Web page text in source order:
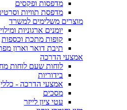
מדפסות ופקסים
מדפסת תוויות
מוצרים משלימים למשרד
יומנים ארגוניות
קופות מתכת וכספות
תיבת דואר וארון
אמצעי הדרכה
לוחות שעם לוחות
בידוריות
אמצעי הדרכה - כללי
מסכים
עטי ציון לייזר